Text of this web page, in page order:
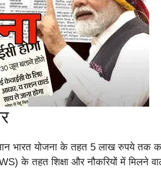
भारत योजना के तहत 5 लाख रुपये तक
के तहत शिक्षा और नौकरियों में मिलने